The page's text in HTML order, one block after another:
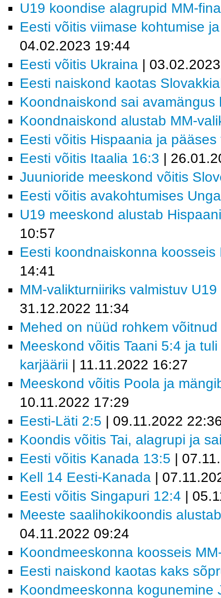
U19 koondise alagrupid MM-
Eesti võitis viimase kohtumise
04.02.2023 19:44
Eesti võitis Ukraina |
Eesti naiskond kaotas
Koondnaiskond sai avamängus
Koondnaiskond alustab MM-
Eesti võitis Hispaania ja
Eesti võitis Itaalia 16:3 |
Juunioride meeskond võitis
Eesti võitis avakohtumises
U19 meeskond alustab
10:57
Eesti koondnaiskonna koosseis
14:41
MM-valikturniiriks valmistuv
31.12.2022 11:34
Mehed on nüüd rohkem
Meeskond võitis Taani 5:4 ja
karjäärii | 11.11.2022 16:27
Meeskond võitis Poola ja
10.11.2022 17:29
Eesti-Läti 2:5 | 09.11.2022
Koondis võitis Tai, alagrupi ja
Eesti võitis Kanada 13:5 |
Kell 14 Eesti-Kanada |
Eesti võitis Singapuri 12:4 |
Meeste saalihokikoondis
04.11.2022 09:24
Koondmeeskonna koosseis
Eesti naiskond kaotas kaks
Koondmeeskonna kogunemine